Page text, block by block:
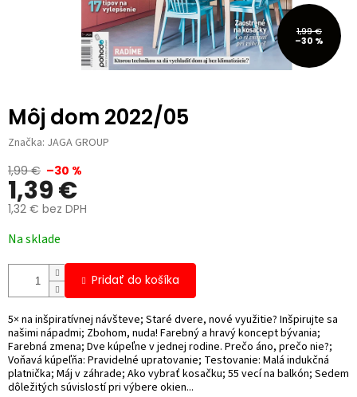
1,99 €
–30 %
Môj dom 2022/05
Značka: JAGA GROUP
1,99 € –30 %
1,39 €
1,32 € bez DPH
cena:
Na sklade
Pridať do košíka
5× na inšpiratívnej návšteve; Staré dvere, nové využitie? Inšpirujte sa
našimi nápadmi; Zbohom, nuda! Farebný a hravý koncept bývania;
Farebná zmena; Dve kúpeľne v jednej rodine. Prečo áno, prečo nie?;
Voňavá kúpeľňa: Pravidelné upratovanie; Testovanie: Malá indukčná
platnička; Máj v záhrade; Ako vybrať kosačku; 55 vecí na balkón; Sedem
dôležitých súvislostí pri výbere okien...